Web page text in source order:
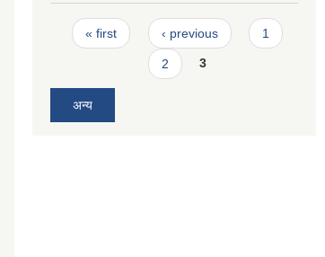
Pages
« first ‹ previous 1
2 3
अन्य